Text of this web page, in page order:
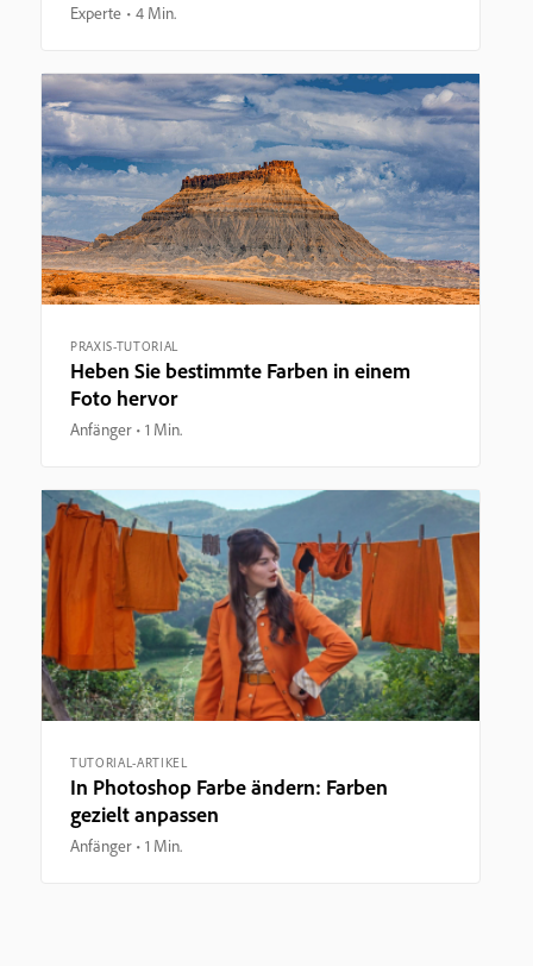
Experte 4 Min.
PRAXIS-TUTORIAL
Heben Sie bestimmte Farben in einem
Foto hervor
Anfänger 1 Min.
TUTORIAL-ARTIKEL
In Photoshop Farbe ändern: Farben
gezielt anpassen
Anfänger 1 Min.